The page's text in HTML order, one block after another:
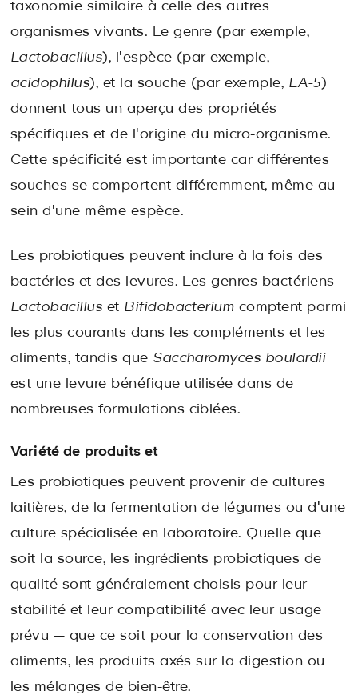
taxonomie similaire à celle des autres
organismes vivants. Le genre (par exemple,
Lactobacillus ), l'espèce (par exemple,
acidophilus ), et la souche (par exemple, LA-5 )
donnent tous un aperçu des propriétés
spécifiques et de l'origine du micro-organisme.
Cette spécificité est importante car différentes
souches se comportent différemment, même au
sein d'une même espèce.
Les probiotiques peuvent inclure à la fois des
bactéries et des levures. Les genres bactériens
Lactobacillus et Bifidobacterium comptent parmi
les plus courants dans les compléments et les
aliments, tandis que Saccharomyces boulardii
est une levure bénéfique utilisée dans de
nombreuses formulations ciblées.
Variété de produits et
Les probiotiques peuvent provenir de cultures
laitières, de la fermentation de légumes ou d'une
culture spécialisée en laboratoire. Quelle que
soit la source, les ingrédients probiotiques de
qualité sont généralement choisis pour leur
stabilité et leur compatibilité avec leur usage
prévu — que ce soit pour la conservation des
aliments, les produits axés sur la digestion ou
les mélanges de bien-être.